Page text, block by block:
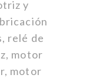
y
relé de
motor
motor